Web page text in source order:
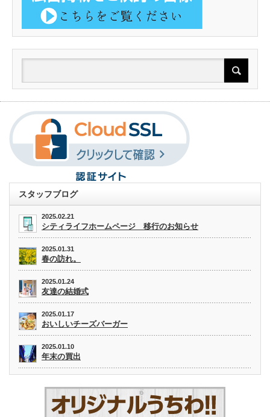
スタッフブログ
2025.02.21
シティライフホームページ 移行のお知らせ
2025.01.31
春の訪れ。
2025.01.24
友達の結婚式
2025.01.17
おいしいチーズバーガー
2025.01.10
年末の買出